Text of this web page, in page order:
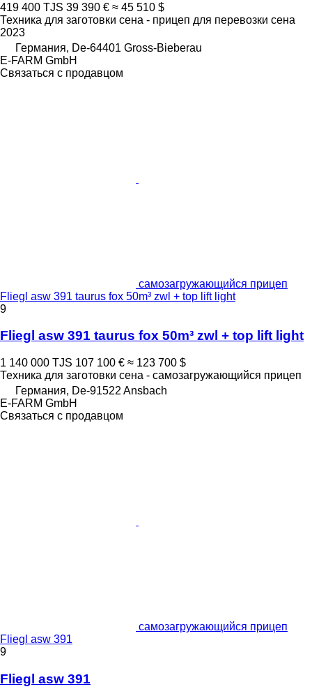
419 400 TJS 39 390 € ≈ 45 510 $
Техника для заготовки сена - прицеп для перевозки сена
2023
Германия, De-64401 Gross-Bieberau
E-FARM GmbH
Связаться с продавцом
самозагружающийся прицеп
Fliegl asw 391 taurus fox 50m³ zwl + top lift light
9
Fliegl asw 391 taurus fox 50m³ zwl + top lift light
1 140 000 TJS 107 100 € ≈ 123 700 $
Техника для заготовки сена - самозагружающийся прицеп
Германия, De-91522 Ansbach
E-FARM GmbH
Связаться с продавцом
самозагружающийся прицеп
Fliegl asw 391
9
Fliegl asw 391